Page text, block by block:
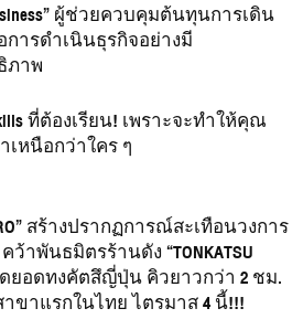
ผู้ช่วยควบคุมต้นทุนการเดิน
การดำเนินธุรกิจอย่างมี
ภาพ
ที่ต้องเรียน! เพราะจะทำให้คุณ
เหนือกว่าใคร ๆ
สร้างปรากฏการณ์สะเทือนวงการ
ว้าพันธมิตรร้านดัง “TONKATSU
ดยอดทงคัตสึญี่ปุ่น คิวยาวกว่า 2 ชม.
าขาแรกในไทย ไตรมาส 4 นี้!!!